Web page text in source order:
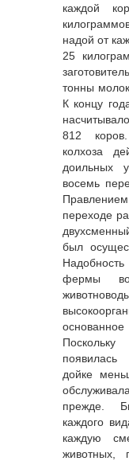
каждой
надой от
25
тонны
К концу
812
колхоза
доильных
восемь
переходе
был
фермы
появилась
дойке
прежде.
каждого
каждую
животных,